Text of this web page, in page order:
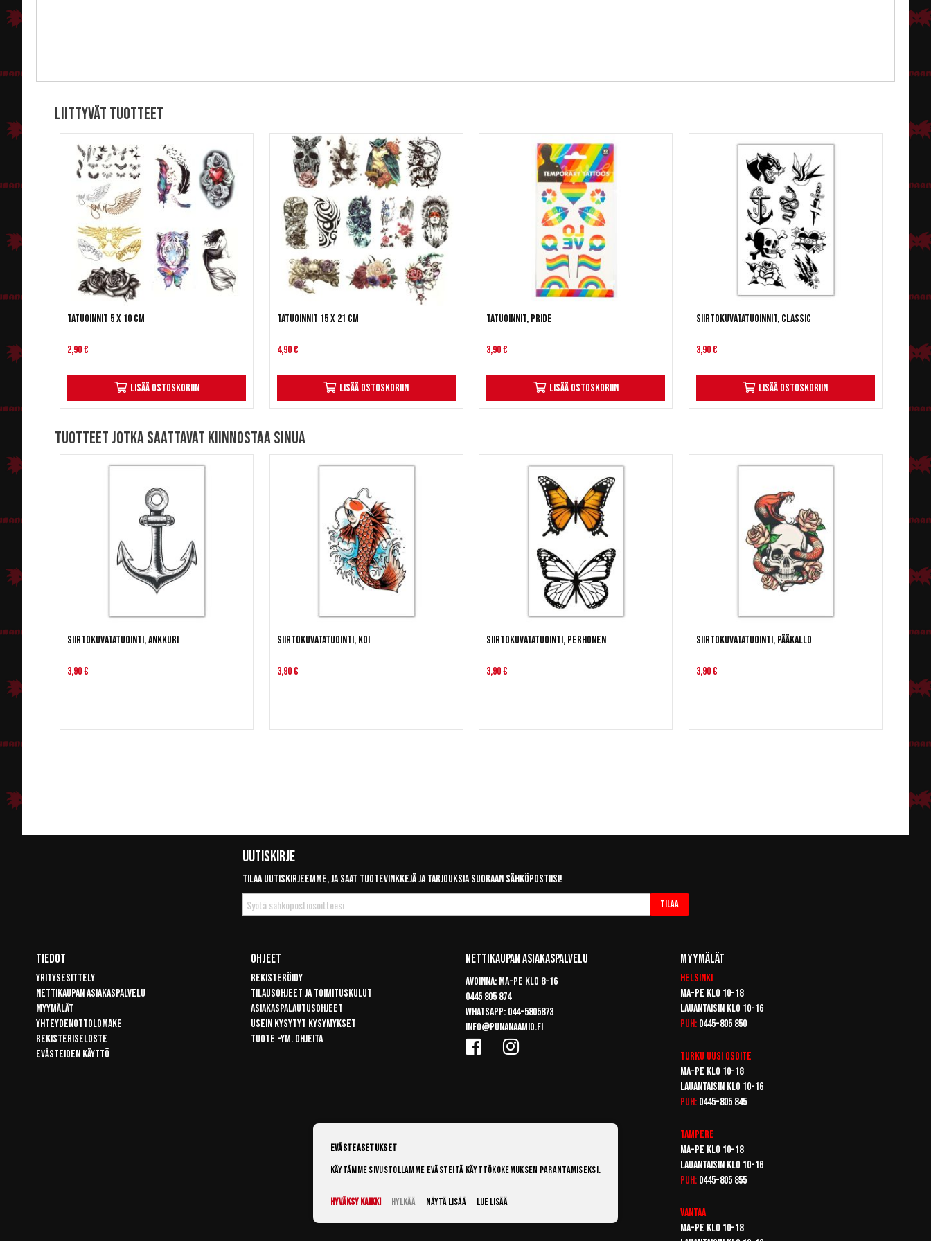
Liittyvät tuotteet
Tatuoinnit 5 x 10 cm
2,90 €
Lisää ostoskoriin
Tatuoinnit 15 x 21 cm
4,90 €
Lisää ostoskoriin
Tatuoinnit, Pride
3,90 €
Lisää ostoskoriin
Siirtokuvatatuoinnit, classic
3,90 €
Lisää ostoskoriin
Tuotteet jotka saattavat kiinnostaa sinua
Siirtokuvatatuointi, ankkuri
3,90 €
Siirtokuvatatuointi, koi
3,90 €
Siirtokuvatatuointi, Perhonen
3,90 €
Siirtokuvatatuointi, pääkallo
3,90 €
Uutiskirje
Tilaa uutiskirjeemme, ja saat tuotevinkkejä ja tarjouksia suoraan sähköpostiisi!
Tilaa
uutiskirje
Tilaa
Tiedot
Yritysesittely
Nettikaupan asiakaspalvelu
Myymälät
Yhteydenottolomake
Rekisteriseloste
Evästeiden käyttö
Ohjeet
Rekisteröidy
Tilausohjeet ja toimituskulut
Asiakaspalautusohjeet
Usein kysytyt kysymykset
Tuote -ym. ohjeita
Nettikaupan Asiakaspalvelu
Avoinna: Ma-pe klo 8-16
0445 805 874
Whatsapp: 044-5805873
info@punanaamio.fi
Myymälät
Helsinki
Ma-pe klo 10-18
Lauantaisin klo 10-16
Puh: 0445-805 850
Turku Uusi osoite
Ma-pe klo 10-18
Lauantaisin klo 10-16
Puh: 0445-805 845
Tampere
Ma-pe klo 10-18
Lauantaisin klo 10-16
Puh: 0445-805 855
Vantaa
Ma-pe klo 10-18
Evästeasetukset
Käytämme sivustollamme evästeitä käyttökokemuksen parantamiseksi.
Hyväksy kaikki Hylkää Näytä lisää Lue lisää